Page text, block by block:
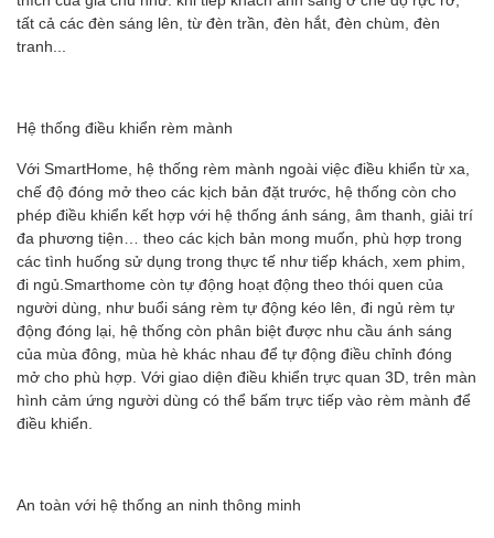
tất cả các đèn sáng lên, từ đèn trần, đèn hắt, đèn chùm, đèn
tranh...
Hệ thống điều khiển rèm mành
Với SmartHome, hệ thống rèm mành ngoài việc điều khiển từ xa,
chế độ đóng mở theo các kịch bản đặt trước, hệ thống còn cho
phép điều khiển kết hợp với hệ thống ánh sáng, âm thanh, giải trí
đa phương tiện… theo các kịch bản mong muốn, phù hợp trong
các tình huống sử dụng trong thực tế như tiếp khách, xem phim,
đi ngủ.Smarthome còn tự động hoạt động theo thói quen của
người dùng, như buổi sáng rèm tự động kéo lên, đi ngủ rèm tự
động đóng lại, hệ thống còn phân biệt được nhu cầu ánh sáng
của mùa đông, mùa hè khác nhau để tự động điều chỉnh đóng
mở cho phù hợp. Với giao diện điều khiển trực quan 3D, trên màn
hình cảm ứng người dùng có thể bấm trực tiếp vào rèm mành để
điều khiển.
An toàn với hệ thống an ninh thông minh